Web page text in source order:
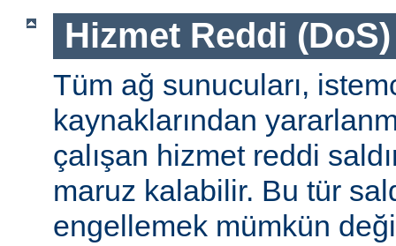
Hizmet Reddi (DoS)
Tüm ağ sunucuları,
kaynaklarından
çalışan hizmet reddi
maruz kalabilir. Bu tür
engellemek mümkün